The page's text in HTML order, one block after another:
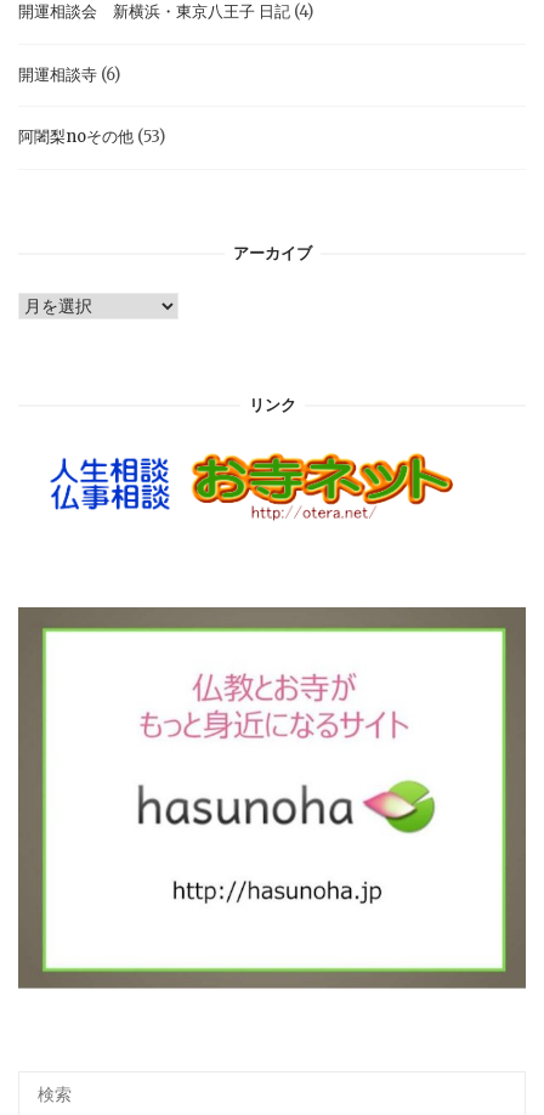
開運相談会 新横浜・東京八王子 日記 (4)
開運相談寺 (6)
阿闍梨noその他 (53)
アーカイブ
ア
リンク